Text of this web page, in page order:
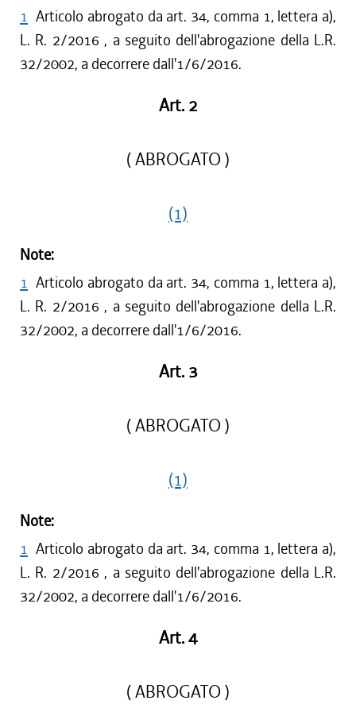
1 Articolo abrogato da art. 34, comma 1, lettera a),
L. R. 2/2016 , a seguito dell'abrogazione della L.R.
32/2002, a decorrere dall'1/6/2016.
Art. 2
( ABROGATO )
(1)
Note:
1 Articolo abrogato da art. 34, comma 1, lettera a),
L. R. 2/2016 , a seguito dell'abrogazione della L.R.
32/2002, a decorrere dall'1/6/2016.
Art. 3
( ABROGATO )
(1)
Note:
1 Articolo abrogato da art. 34, comma 1, lettera a),
L. R. 2/2016 , a seguito dell'abrogazione della L.R.
32/2002, a decorrere dall'1/6/2016.
Art. 4
( ABROGATO )